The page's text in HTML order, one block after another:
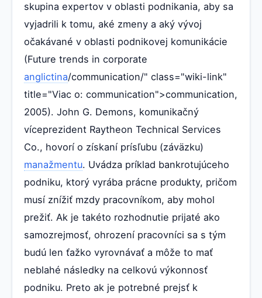
skupina expertov v oblasti podnikania, aby sa
vyjadrili k tomu, aké zmeny a aký vývoj
očakávané v oblasti podnikovej komunikácie
(Future trends in corporate
anglictina/communication/" class="wiki-link"
title="Viac o: communication">communication,
2005). John G. Demons, komunikačný
víceprezident Raytheon Technical Services
Co., hovorí o získaní prísľubu (záväzku)
manažmentu. Uvádza príklad bankrotujúceho
podniku, ktorý vyrába prácne produkty, pričom
musí znížiť mzdy pracovníkom, aby mohol
prežiť. Ak je takéto rozhodnutie prijaté ako
samozrejmosť, ohrození pracovníci sa s tým
budú len ťažko vyrovnávať a môže to mať
neblahé následky na celkovú výkonnosť
podniku. Preto ak je potrebné prejsť k